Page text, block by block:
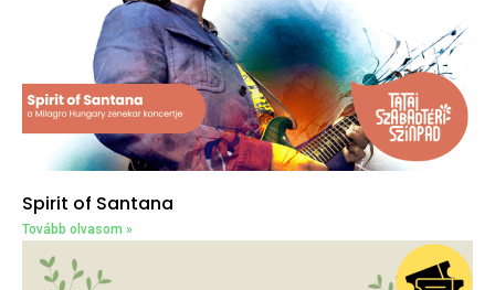
Spirit of Santana
Tovább olvasom »